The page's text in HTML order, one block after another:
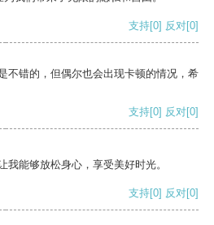
支持[0] 反对[0]
不错的，但偶尔也会出现卡顿的情况，希
支持[0] 反对[0]
我能够放松身心，享受美好时光。
支持[0] 反对[0]